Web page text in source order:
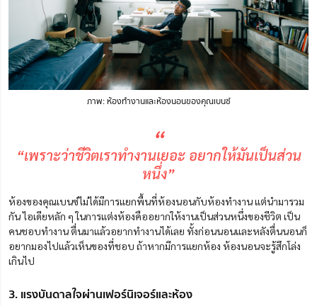
ภาพ: ห้องทำงานและห้องนอนของคุณเบนซ์
“
“เพราะว่าชีวิตเราทำงานเยอะ อยากให้มันเป็นส่วน
หนึ่ง”
ห้องของคุณเบนซ์ไม่ได้มีการแยกพื้นที่ห้องนอนกับห้องทำงาน แต่นำมารวม
กัน ไอเดียหลัก ๆ ในการแต่งห้องคืออยากให้งานเป็นส่วนหนึ่งของชีวิต เป็น
คนชอบทำงาน ตื่นมาแล้วอยากทำงานได้เลย ทั้งก่อนนอนและหลังตื่นนอนก็
อยากมองไปแล้วเห็นของที่ชอบ ถ้าหากมีการแยกห้อง ห้องนอนจะรู้สึกโล่ง
เกินไป
3. แรงบันดาลใจผ่านเฟอร์นิเจอร์และห้อง